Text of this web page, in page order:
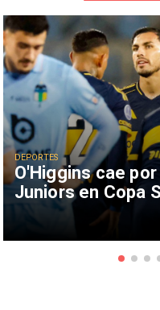
O'Higgins cae
Juniors en Copa
DEPORTES